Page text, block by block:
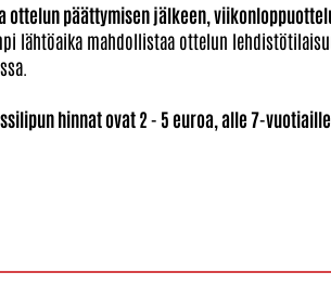
päättymisen jälkeen,
lähtöaika mahdollistaa ottelun
hinnat ovat 2 - 5 euroa, alle 7-